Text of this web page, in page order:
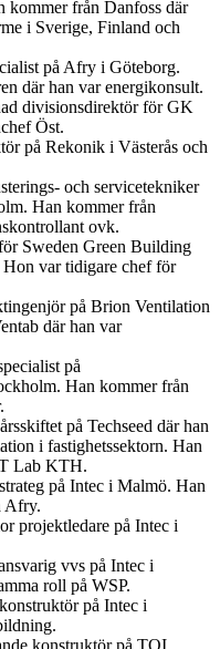
kommer från Danfoss där
i Sverige, Finland och
på Afry i Göteborg.
där han var energikonsult.
divisionsdirektör för GK
Öst.
på Rekonik i Västerås och
och servicetekniker
Han kommer från
ovk.
Sweden Green Building
var tidigare chef för
på Brion Ventilation
där han var
på
Han kommer från
på Techseed där han
i fastighetssektorn. Han
Lab KTH.
på Intec i Malmö. Han
Afry.
projektledare på Intec i
vvs på Intec i
roll på WSP.
på Intec i
konstruktör på TQI